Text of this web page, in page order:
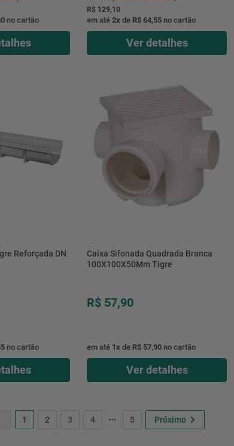
no cartão
R$ 129,10
em até 2x de R$ 64,55no cartão
Ver detalhes
Reforçada DN
no cartão
Caixa Sifonada Quadrada Branca
100X100X50Mm Tigre
R$ 57,90
em até 1x de R$ 57,90no cartão
Ver detalhes
1 2 3 4 5